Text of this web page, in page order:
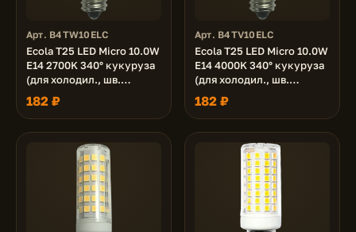
Арт. B4TW10ELC
Ecola T25 LED Micro 10.0W
E14 2700K 340° кукуруза
(для холодил., шв.
машинки и т.д.) 65x18 mm
182 ₽
Арт. B4TV10ELC
Ecola T25 LED Micro 10.0W
E14 4000K 340° кукуруза
(для холодил., шв.
машинки и т.д.) 65x18 mm
182 ₽